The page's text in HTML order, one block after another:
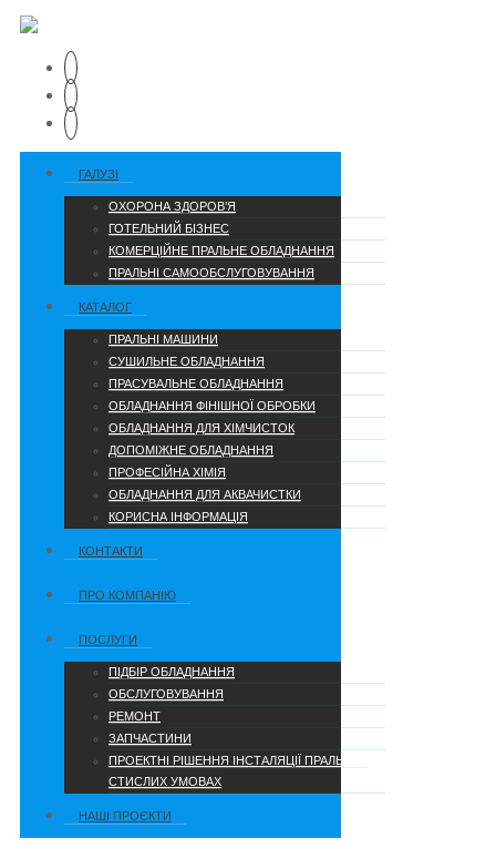
ГАЛУЗІ
ОХОРОНА ЗДОРОВ’Я
ГОТЕЛЬНИЙ БІЗНЕС
КОМЕРЦІЙНЕ ПРАЛЬНЕ ОБЛАДНАННЯ
ПРАЛЬНІ САМООБСЛУГОВУВАННЯ
КАТАЛОГ
ПРАЛЬНІ МАШИНИ
СУШИЛЬНЕ ОБЛАДНАННЯ
ПРАСУВАЛЬНЕ ОБЛАДНАННЯ
ОБЛАДНАННЯ ФІНІШНОЇ ОБРОБКИ
ОБЛАДНАННЯ ДЛЯ ХІМЧИСТОК
ДОПОМІЖНЕ ОБЛАДНАННЯ
ПРОФЕСІЙНА ХІМІЯ
ОБЛАДНАННЯ ДЛЯ АКВАЧИСТКИ
КОРИСНА ІНФОРМАЦІЯ
КОНТАКТИ
ПРО КОМПАНІЮ
ПОСЛУГИ
ПІДБІР ОБЛАДНАННЯ
ОБСЛУГОВУВАННЯ
РЕМОНТ
ЗАПЧАСТИНИ
ПРОЕКТНІ РІШЕННЯ ІНСТАЛЯЦІЇ ПРАЛЬНІ В
СТИСЛИХ УМОВАХ
НАШІ ПРОЄКТИ